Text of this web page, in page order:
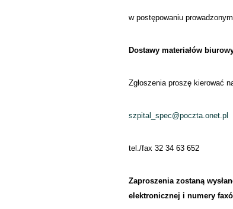
w postępowaniu
Dostawy materiałów
Zgłoszenia proszę kierować
szpital_spec@poczta.onet.pl
tel./fax 32 34 63 652
Zaproszenia zostaną
elektronicznej i numery